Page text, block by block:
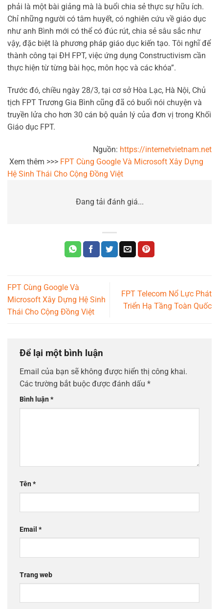
phải là một bài giảng mà là buổi chia sẻ thực sự hữu ích.
Chỉ những người có tâm huyết, có nghiên cứu về giáo dục
như anh Bình mới có thể có đúc rút, chia sẻ sâu sắc như
vậy, đặc biệt là phương pháp giáo dục kiến tạo. Tôi nghĩ để
thành công tại ĐH FPT, việc ứng dụng Constructivism cần
thực hiện từ từng bài học, môn học và các khóa”.
Trước đó, chiều ngày 28/3, tại cơ sở Hòa Lạc, Hà Nội, Chủ
tịch FPT Trương Gia Bình cũng đã có buổi nói chuyện và
truyền lửa cho hơn 30 cán bộ quản lý của đơn vị trong Khối
Giáo dục FPT.
Nguồn: https://internetvietnam.net
Xem thêm >>> FPT Cùng Google Và Microsoft Xây Dựng
Hệ Sinh Thái Cho Cộng Đồng Việt
Đang tải đánh giá...
FPT Cùng Google Và
Microsoft Xây Dựng Hệ Sinh
Thái Cho Cộng Đồng Việt
FPT Telecom Nổ Lực Phát
Triển Hạ Tầng Toàn Quốc
Để lại một bình luận
Email của bạn sẽ không được hiển thị công khai.
Các trường bắt buộc được đánh dấu *
Bình luận*
Tên*
Email *
Trang web